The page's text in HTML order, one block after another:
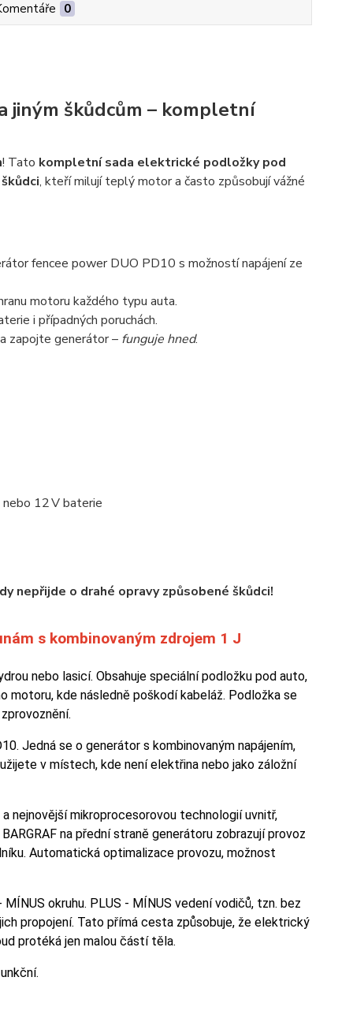
0
jiným škůdcům – kompletní
! Tato kompletní sada elektrické podložky pod
, kteří milují teplý motor a často způsobují vážné
fencee power DUO PD10 s možností napájení ze
motoru každého typu auta.
i případných poruchách.
zapojte generátor – funguje hned.
12 V baterie
nepřijde o drahé opravy způsobené škůdci!
s kombinovaným zdrojem 1 J
nebo lasicí. Obsahuje speciální podložku pod auto,
kde následně poškodí kabeláž. Podložka se
Jedná se o generátor s kombinovaným napájením,
v místech, kde není elektřina nebo jako záložní
nejnovější mikroprocesorovou technologií uvnitř,
na přední straně generátoru zobrazují provoz
Automatická optimalizace provozu, možnost
okruhu. PLUS - MÍNUS vedení vodičů, tzn. bez
propojení. Tato přímá cesta způsobuje, že elektrický
proud protéká jen malou částí těla.